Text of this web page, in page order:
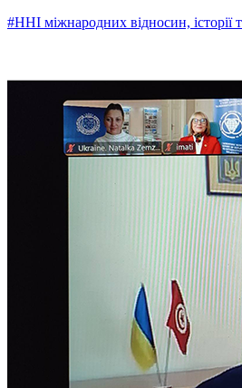
#ННІ міжнародних відносин, історії